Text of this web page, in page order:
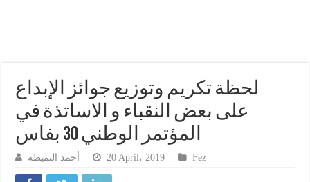
لحظة تكريم وتوزيع جوائز الإبداع
على بعض النقباء و الاساتذة في
المؤتمر الوطني 30 بفاس
أحمد النميطة 20 April، 2019 Fez